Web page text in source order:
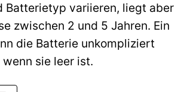
Batterietyp variieren, liegt aber
zwischen 2 und 5 Jahren. Ein
die Batterie unkompliziert
sie leer ist.